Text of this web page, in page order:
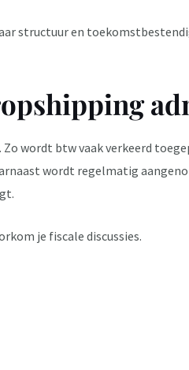
structuur en
wordt btw vaak verkeerd
wordt regelmatig
je fiscale discussies.